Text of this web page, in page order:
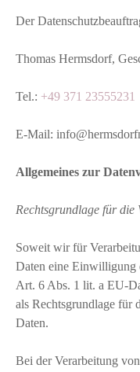
Der
Thomas Hermsdorf,
Tel.: +49 371 23555231
E-Mail:
Allgemeines zur
Rechtsgrundlage für die
Soweit wir für
Daten eine Einwilligung
Art. 6 Abs. 1 lit. a EU-
als Rechtsgrundlage für
Daten.
Bei der Verarbeitung